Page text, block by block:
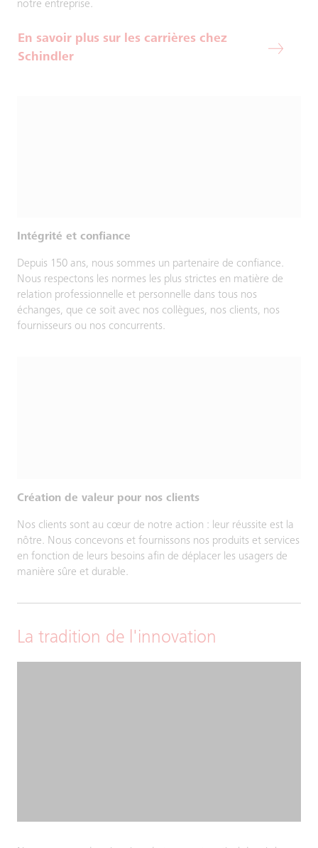
notre entreprise.
En savoir plus sur les carrières chez
Schindler
Intégrité et confiance
Depuis 150 ans, nous sommes un partenaire de confiance.
Nous respectons les normes les plus strictes en matière de
relation professionnelle et personnelle dans tous nos
échanges, que ce soit avec nos collègues, nos clients, nos
fournisseurs ou nos concurrents.
Création de valeur pour nos clients
Nos clients sont au cœur de notre action : leur réussite est la
nôtre. Nous concevons et fournissons nos produits et services
en fonction de leurs besoins afin de déplacer les usagers de
manière sûre et durable.
La tradition de l'innovation